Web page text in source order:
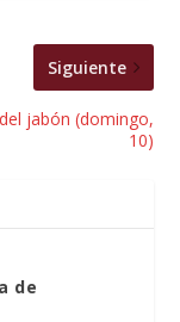
Siguiente
jabón (domingo,
10)
de